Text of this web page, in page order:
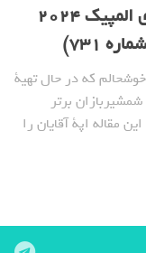
آشنایی با ستاره های شمشیربازی المپیک 2024
731)
2024 پاریس، خوشحالم که در حال تهیة
برتر
اپة آقایان را